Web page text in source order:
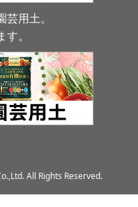
用土。
す。
All Rights Reserved.